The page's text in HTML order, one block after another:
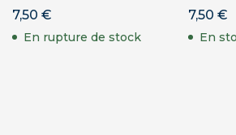
7,50 €
En rupture de stock
7,50 €
En